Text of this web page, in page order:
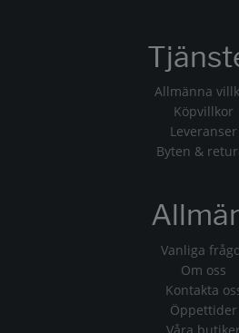
Allmänna
Köpvillkor
Leveranser
Byten &
Vanliga
Om oss
Kontakta
Öppettider